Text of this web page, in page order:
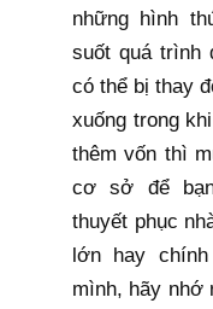
những hình
suốt quá trình
có thể bị thay
xuống trong
thêm vốn thì
cơ sở để
thuyết phục
lớn hay
mình, hãy nhớ